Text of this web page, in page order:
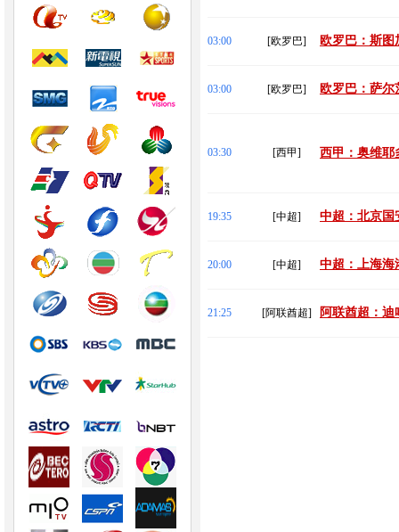
03:00 [欧罗巴] 欧罗巴：斯图
03:00 [欧罗巴] 欧罗巴：萨
03:30 [西甲] 西甲：奥维耶
19:35 [中超] 中超：北京国
20:00 [中超] 中超：上海海
21:25 [阿联酋超] 阿联酋超：迪